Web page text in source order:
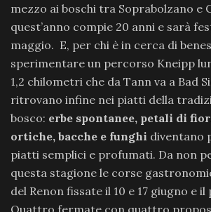
mezzo ai boschi tra Soprabolzano e
quest’anno compie 20 anni e sarà
maggio. E, per chi è in cerca di
sperimentare un percorso Kneipp
1,2 chilometri che da Tann va a Bad
ritrovano infine nei piatti della
bosco: erbe spontanee, petali di
ortiche, bacche e funghi diventano
piatti semplici e profumati. Da non
questa stagione le corse
del Renon fissate il 10 e 17 giugno e il
Quattro fermate con quattro